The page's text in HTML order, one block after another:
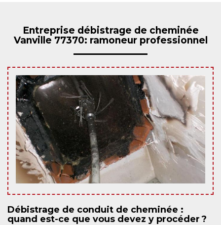
Entreprise débistrage de cheminée
Vanville 77370: ramoneur professionnel
Débistrage de conduit de cheminée :
quand est-ce que vous devez y procéder ?